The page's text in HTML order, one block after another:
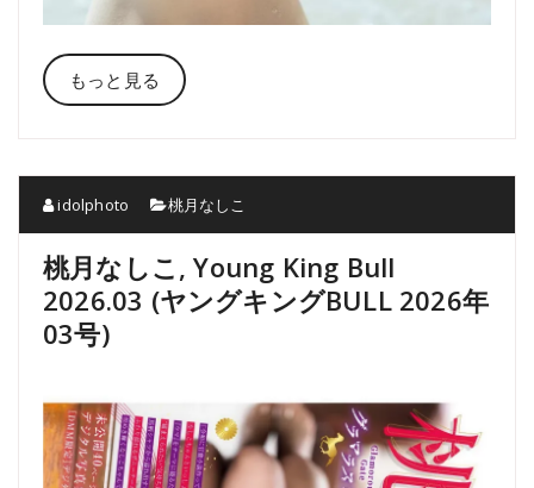
もっと見る
idolphoto 桃月なしこ
桃月なしこ, Young King Bull
2026.03 (ヤングキングBULL 2026年
03号)